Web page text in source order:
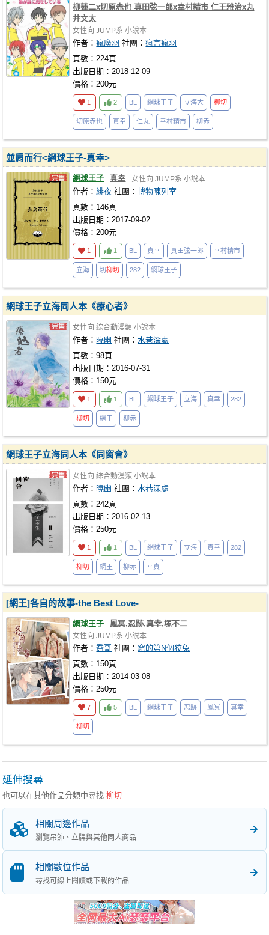
柳蓮二x切原赤也 真田弦一郎x幸村精市 仁王雅治x丸
井文太
女性向 JUMP系 小說本
作者：瘋魔羽 社團：瘋言瘋羽
頁數：224頁
出版日期：2018-12-09
價格：200元
1 2 BL 網球王子 立海大 柳切
切原赤也 真幸 仁丸 幸村精市 柳赤
並肩而行<網球王子-真幸>
網球王子 真幸 女性向 JUMP系 小說本
作者：緋夜 社團：博物陳列室
頁數：146頁
出版日期：2017-09-02
價格：200元
1 1 BL 真幸 真田弦一郎 幸村精市
立海 切柳切 282 網球王子
網球王子立海同人本《療心者》
女性向 綜合動漫類 小說本
作者： 曉幽 社團：水巷深處
頁數：98頁
出版日期：2016-07-31
價格：150元
1 1 BL 網球王子 立海 真幸 282
柳切 網王 柳赤
網球王子立海同人本《同窗會》
女性向 綜合動漫類 小說本
作者： 曉幽 社團：水巷深處
頁數：242頁
出版日期：2016-02-13
價格：250元
1 1 BL 網球王子 立海 真幸 282
柳切 網王 柳赤 幸真
[網王]各自的故事-the Best Love-
網球王子 鳳冥,忍跡,真幸,塚不二
女性向 JUMP系 小說本
作者：喬哥 社團：窟的第N個狡兔
頁數：150頁
出版日期：2014-03-08
價格：250元
7 5 BL 網球王子 忍跡 鳳冥 真幸
柳切
延伸搜尋
也可以在其他作品分類中尋找柳切
相關周邊作品
瀏覽吊飾、立牌與其他同人商品
相關數位作品
尋找可線上閱讀或下載的作品